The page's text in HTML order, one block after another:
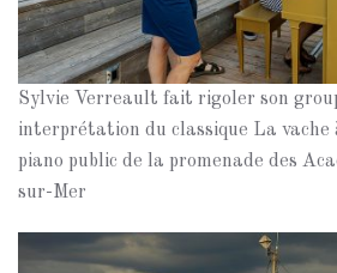
Sylvie Verreault fait rigoler son
interprétation du classique La
piano public de la promenade des
sur-Mer